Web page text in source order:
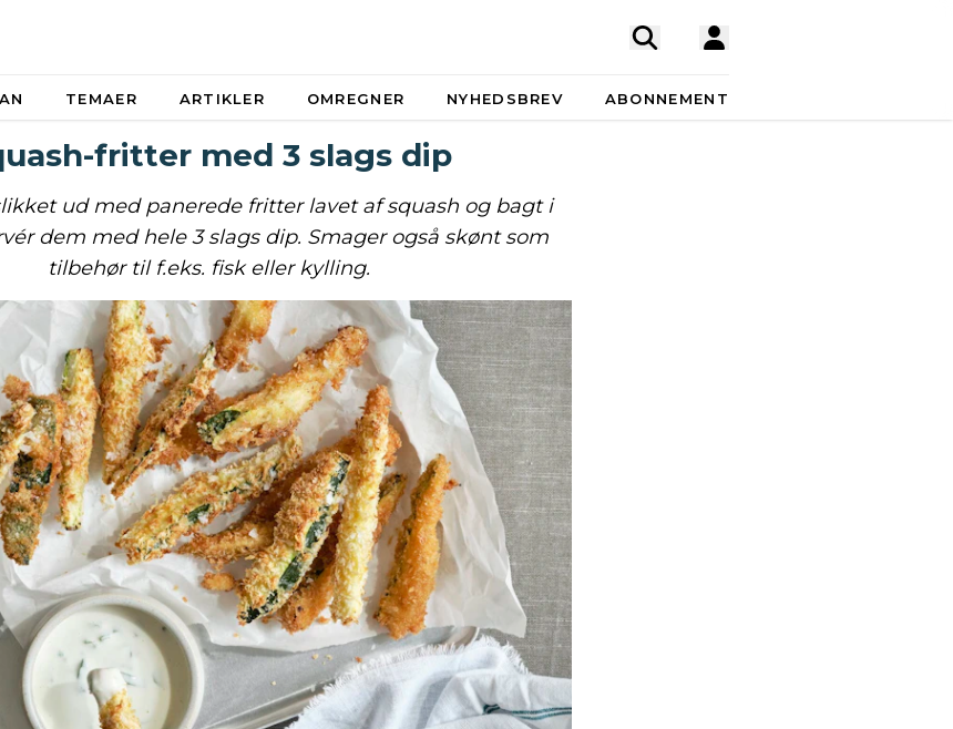
TEMAER ARTIKLER OMREGNER NYHEDSBREV ABONNEMENT
fritter med 3 slags dip
ud med panerede fritter lavet af squash og bagt i
dem med hele 3 slags dip. Smager også skønt som
tilbehør til f.eks. fisk eller kylling.